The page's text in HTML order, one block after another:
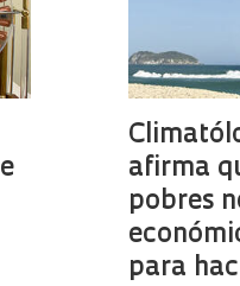
afirma
pobres
para